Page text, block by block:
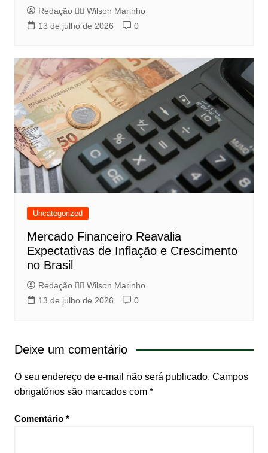
Redação 👨‍⚖️​ Wilson Marinho
13 de julho de 2026
0
Uncategorized
Mercado Financeiro Reavalia
Expectativas de Inflação e Crescimento
no Brasil
Redação 👨‍⚖️​ Wilson Marinho
13 de julho de 2026
0
Deixe um comentário
O seu endereço de e-mail não será publicado. Campos
obrigatórios são marcados com *
Comentário *